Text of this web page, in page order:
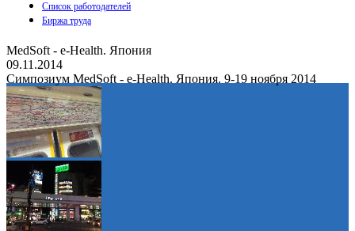
Список работодателей
Биржа труда
MedSoft - e-Health. Япония
09.11.2014
Симпозиум MedSoft - e-Health. Япония. 9-19 ноября 2014